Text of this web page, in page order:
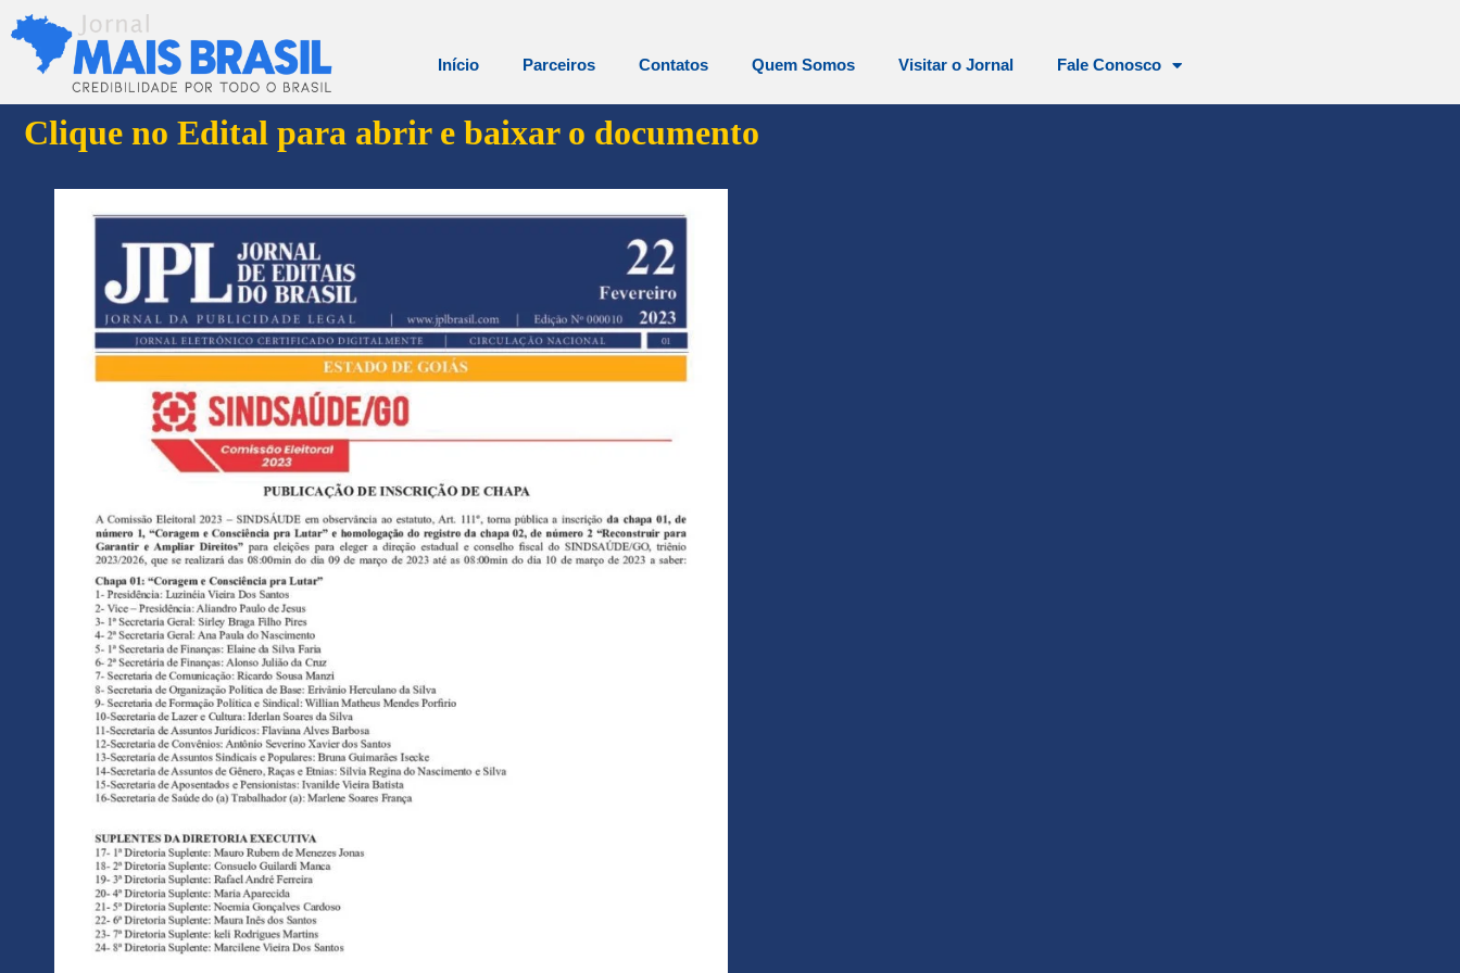
Início Parceiros Contatos Quem Somos Visitar o Jornal Fale Conosco
Clique no Edital para abrir e baixar o documento